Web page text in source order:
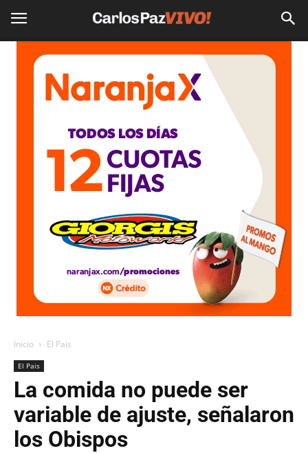
Inicio El Pais
El Pais
La comida no puede ser
variable de ajuste, señalaron
los Obispos